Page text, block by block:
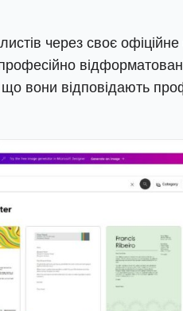
через своє
вони відповідають